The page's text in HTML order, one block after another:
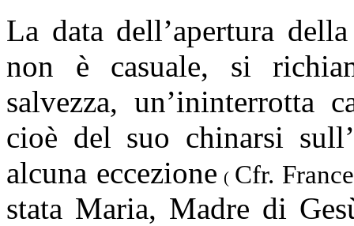
La data dell’apertura
non è casuale, si
salvezza, un’ininterrotta
cioè del suo chinarsi
alcuna eccezione ( Cfr.
stata Maria, Madre di